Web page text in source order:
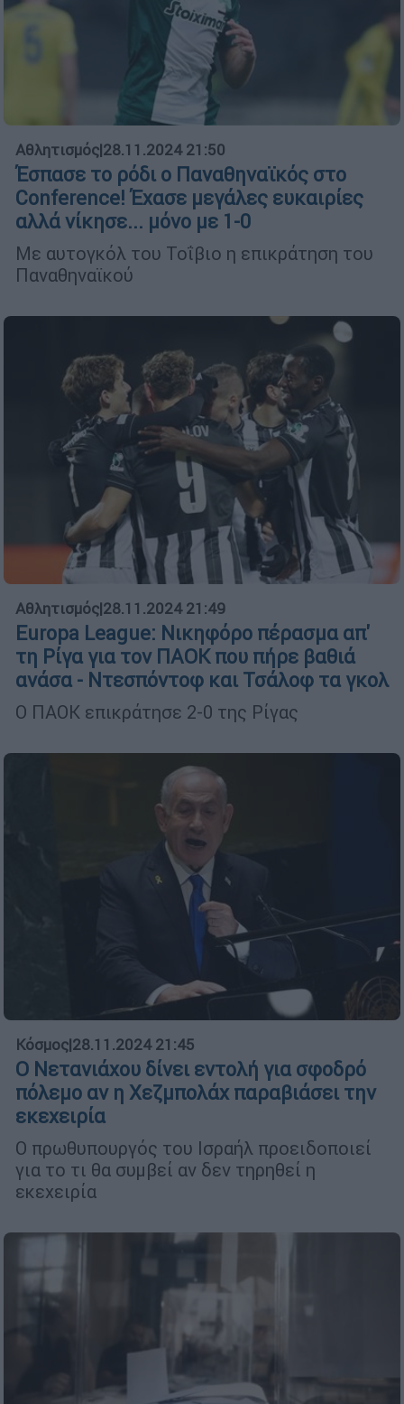
Αθλητισμός|28.11.2024 21:50
Έσπασε το ρόδι ο Παναθηναϊκός στο
Conference! Έχασε μεγάλες ευκαιρίες
αλλά νίκησε... μόνο με 1-0
Με αυτογκόλ του Τοΐβιο η επικράτηση του
Παναθηναϊκού
Αθλητισμός|28.11.2024 21:49
Europa League: Νικηφόρο πέρασμα απ'
τη Ρίγα για τον ΠΑΟΚ που πήρε βαθιά
ανάσα - Ντεσπόντοφ και Τσάλοφ τα γκολ
Ο ΠΑΟΚ επικράτησε 2-0 της Ρίγας
Κόσμος|28.11.2024 21:45
O Νετανιάχου δίνει εντολή για σφοδρό
πόλεμο αν η Χεζμπολάχ παραβιάσει την
εκεχειρία
Ο πρωθυπουργός του Ισραήλ προειδοποιεί
για το τι θα συμβεί αν δεν τηρηθεί η
εκεχειρία